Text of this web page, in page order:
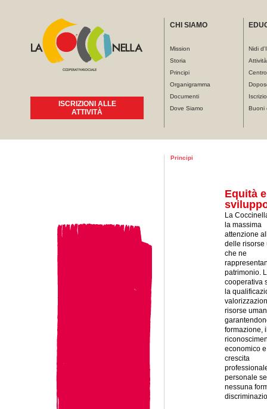
ISCRIZIONI ALLE
ATTIVITÀ
CHI SIAMO
Mission
Storia
Principi
Organigramma
Documenti
Dove Siamo
Nidi
Buoni
Tu sei qui
Principi
Equità e
La
la massima
attenzione
delle risorse
che ne
patrimonio.
cooperativa
la
risorse
formazione,
economico
crescita
personale
nessuna